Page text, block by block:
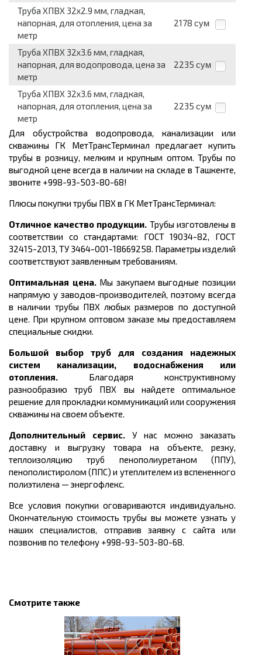
Труба ХПВХ 32x2.9 мм, гладкая,
напорная, для отопления, цена за
метр
2178 сум
Труба ХПВХ 32x3.6 мм, гладкая,
напорная, для водопровода, цена за
метр
2235 сум
Труба ХПВХ 32x3.6 мм, гладкая,
напорная, для отопления, цена за
метр
2235 сум
Для обустройства водопровода, канализации или
скважины ГК МетТрансТерминал предлагает купить
трубыв розницу, мелким и крупным оптом. Трубы по
выгодной цене всегда в наличии на складе в Ташкенте,
звоните +998-93-503-80-68!
Плюсы покупки трубы ПВХ в ГК МетТрансТерминал:
Отличное качество продукции. Трубы изготовлены в
соответствии со стандартами: ГОСТ 19034-82, ГОСТ
32415-2013, ТУ 3464-001-18669258. Параметры изделий
соответствуют заявленным требованиям.
Оптимальная цена.Мы закупаем выгодные позиции
напрямую у заводов-производителей, поэтому всегда
в наличии трубы ПВХ любых размеров по доступной
цене. При крупном оптовом заказе мы предоставляем
специальные скидки.
Большой выбор труб для создания надежных
систем канализации, водоснабжения или
отопления. Благодаря конструктивному
разнообразию труб ПВХ вы найдете оптимальное
решение для прокладки коммуникаций или сооружения
скважины на своем объекте.
Дополнительный сервис. У нас можно заказать
доставку и выгрузку товара на объекте, резку,
теплоизоляцию труб пенополиуретаном (ППУ),
пенополистиролом (ППС) и утеплителем из вспененного
полиэтилена — энергофлекс.
Все условия покупки оговариваются индивидуально.
Окончательную стоимость трубы вы можете узнать у
наших специалистов, отправив заявку с сайта или
позвонив по телефону +998-93-503-80-68.
Смотрите также